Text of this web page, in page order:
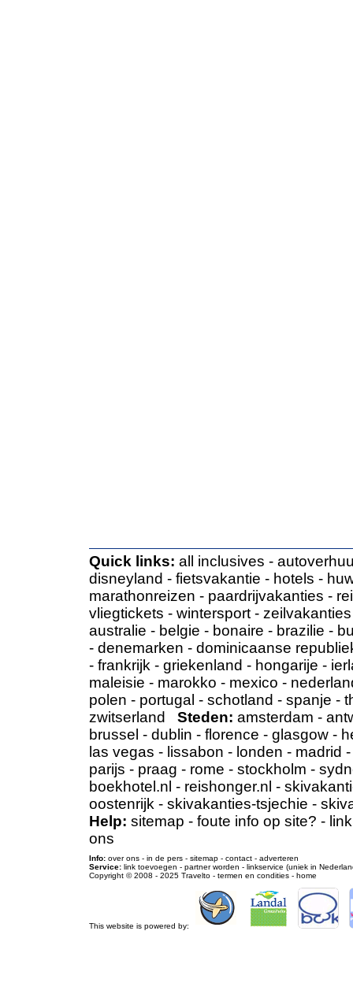
Quick links: all inclusives -
disneyland - fietsvakantie - hotels -
marathonreizen - paardrijvakanties -
vliegtickets - wintersport - zeilvakanties
australie - belgie - bonaire - brazilie -
- denemarken - dominicaanse
- frankrijk - griekenland - hongarije -
maleisie - marokko - mexico -
polen - portugal - schotland - spanje -
zwitserland
Steden: amsterdam -
brussel - dublin - florence - glasgow -
las vegas - lissabon - londen - madrid
parijs - praag - rome - stockholm -
boekhotel.nl - reishonger.nl -
oostenrijk - skivakanties-tsjechie -
Help: sitemap - foute info op site? -
ons
Info: over ons - in de pers - sitemap - contact - adverteren
Service: link toevoegen - partner worden - linkservice (uniek in
Copyright © 2008 - 2025 Travelto - termen en condities - home
This website is powered by: